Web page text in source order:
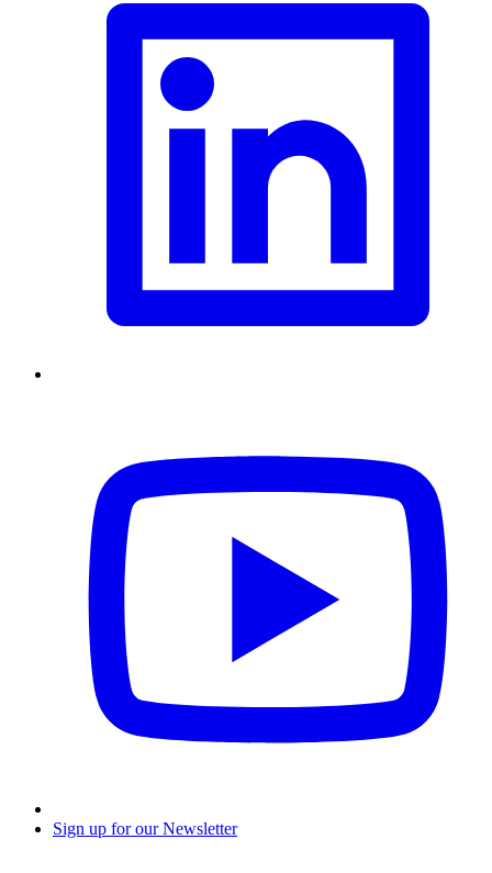
Sign up for our Newsletter